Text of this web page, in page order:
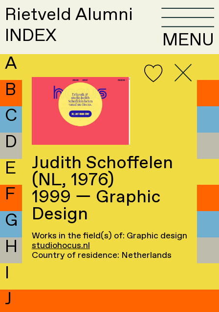
Rietveld Alumni
INDEX
MENU
A
B
C
D
E
F
G
H
I
J
Judith Schoffelen
(NL, 1976)
1999 — Graphic
Design
Works in the field(s) of: Graphic design
studiohocus.nl
Country of residence: Netherlands